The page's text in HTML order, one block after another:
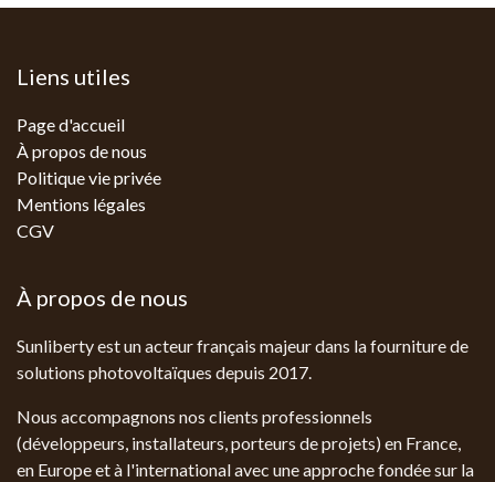
Liens utiles
Page d'accueil
À propos de nous
Politique vie privée
Mentions légales
CGV
À propos de nous
Sunliberty est un acteur français majeur dans la fourniture de
solutions photovoltaïques depuis 2017.
Nous accompagnons nos clients professionnels
(développeurs, installateurs, porteurs de projets) en France,
en Europe et à l'international avec une approche fondée sur la